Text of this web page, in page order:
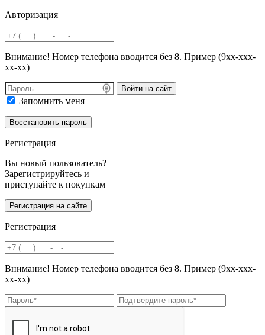
Авторизация
Внимание! Номер телефона вводится без 8. Пример (9хх-ххх-
хх-хх)
Войти на сайт
Запомнить меня
Регистрация
Вы новый пользователь?
Зарегистрируйтесь и
приступайте к покупкам
Регистрация
Внимание! Номер телефона вводится без 8. Пример (9хх-ххх-
хх-хх)